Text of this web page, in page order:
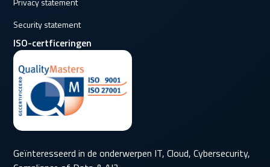
Security statement
ISO-certficeringen
Geïnteresseerd in de onderwerpen IT, Cloud, Cybersecurity,